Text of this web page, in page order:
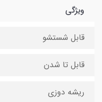
ویژگی
قابل شستشو
قابل تا شدن
ریشه دوزی